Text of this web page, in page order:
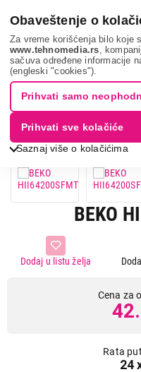
Obaveštenje o
Za vreme korišćenja bilo koje
www.tehnomedia.rs ,
sačuva određene informacije
(engleski "cookies").
Saznaj više o kolačićima
Prihvati samo
Prihvati sve kolačiće
Bela tehnika Ugradne
Beko hii64200sf...
BEKO
Dodaj u listu želja
Cena za
Rata
24